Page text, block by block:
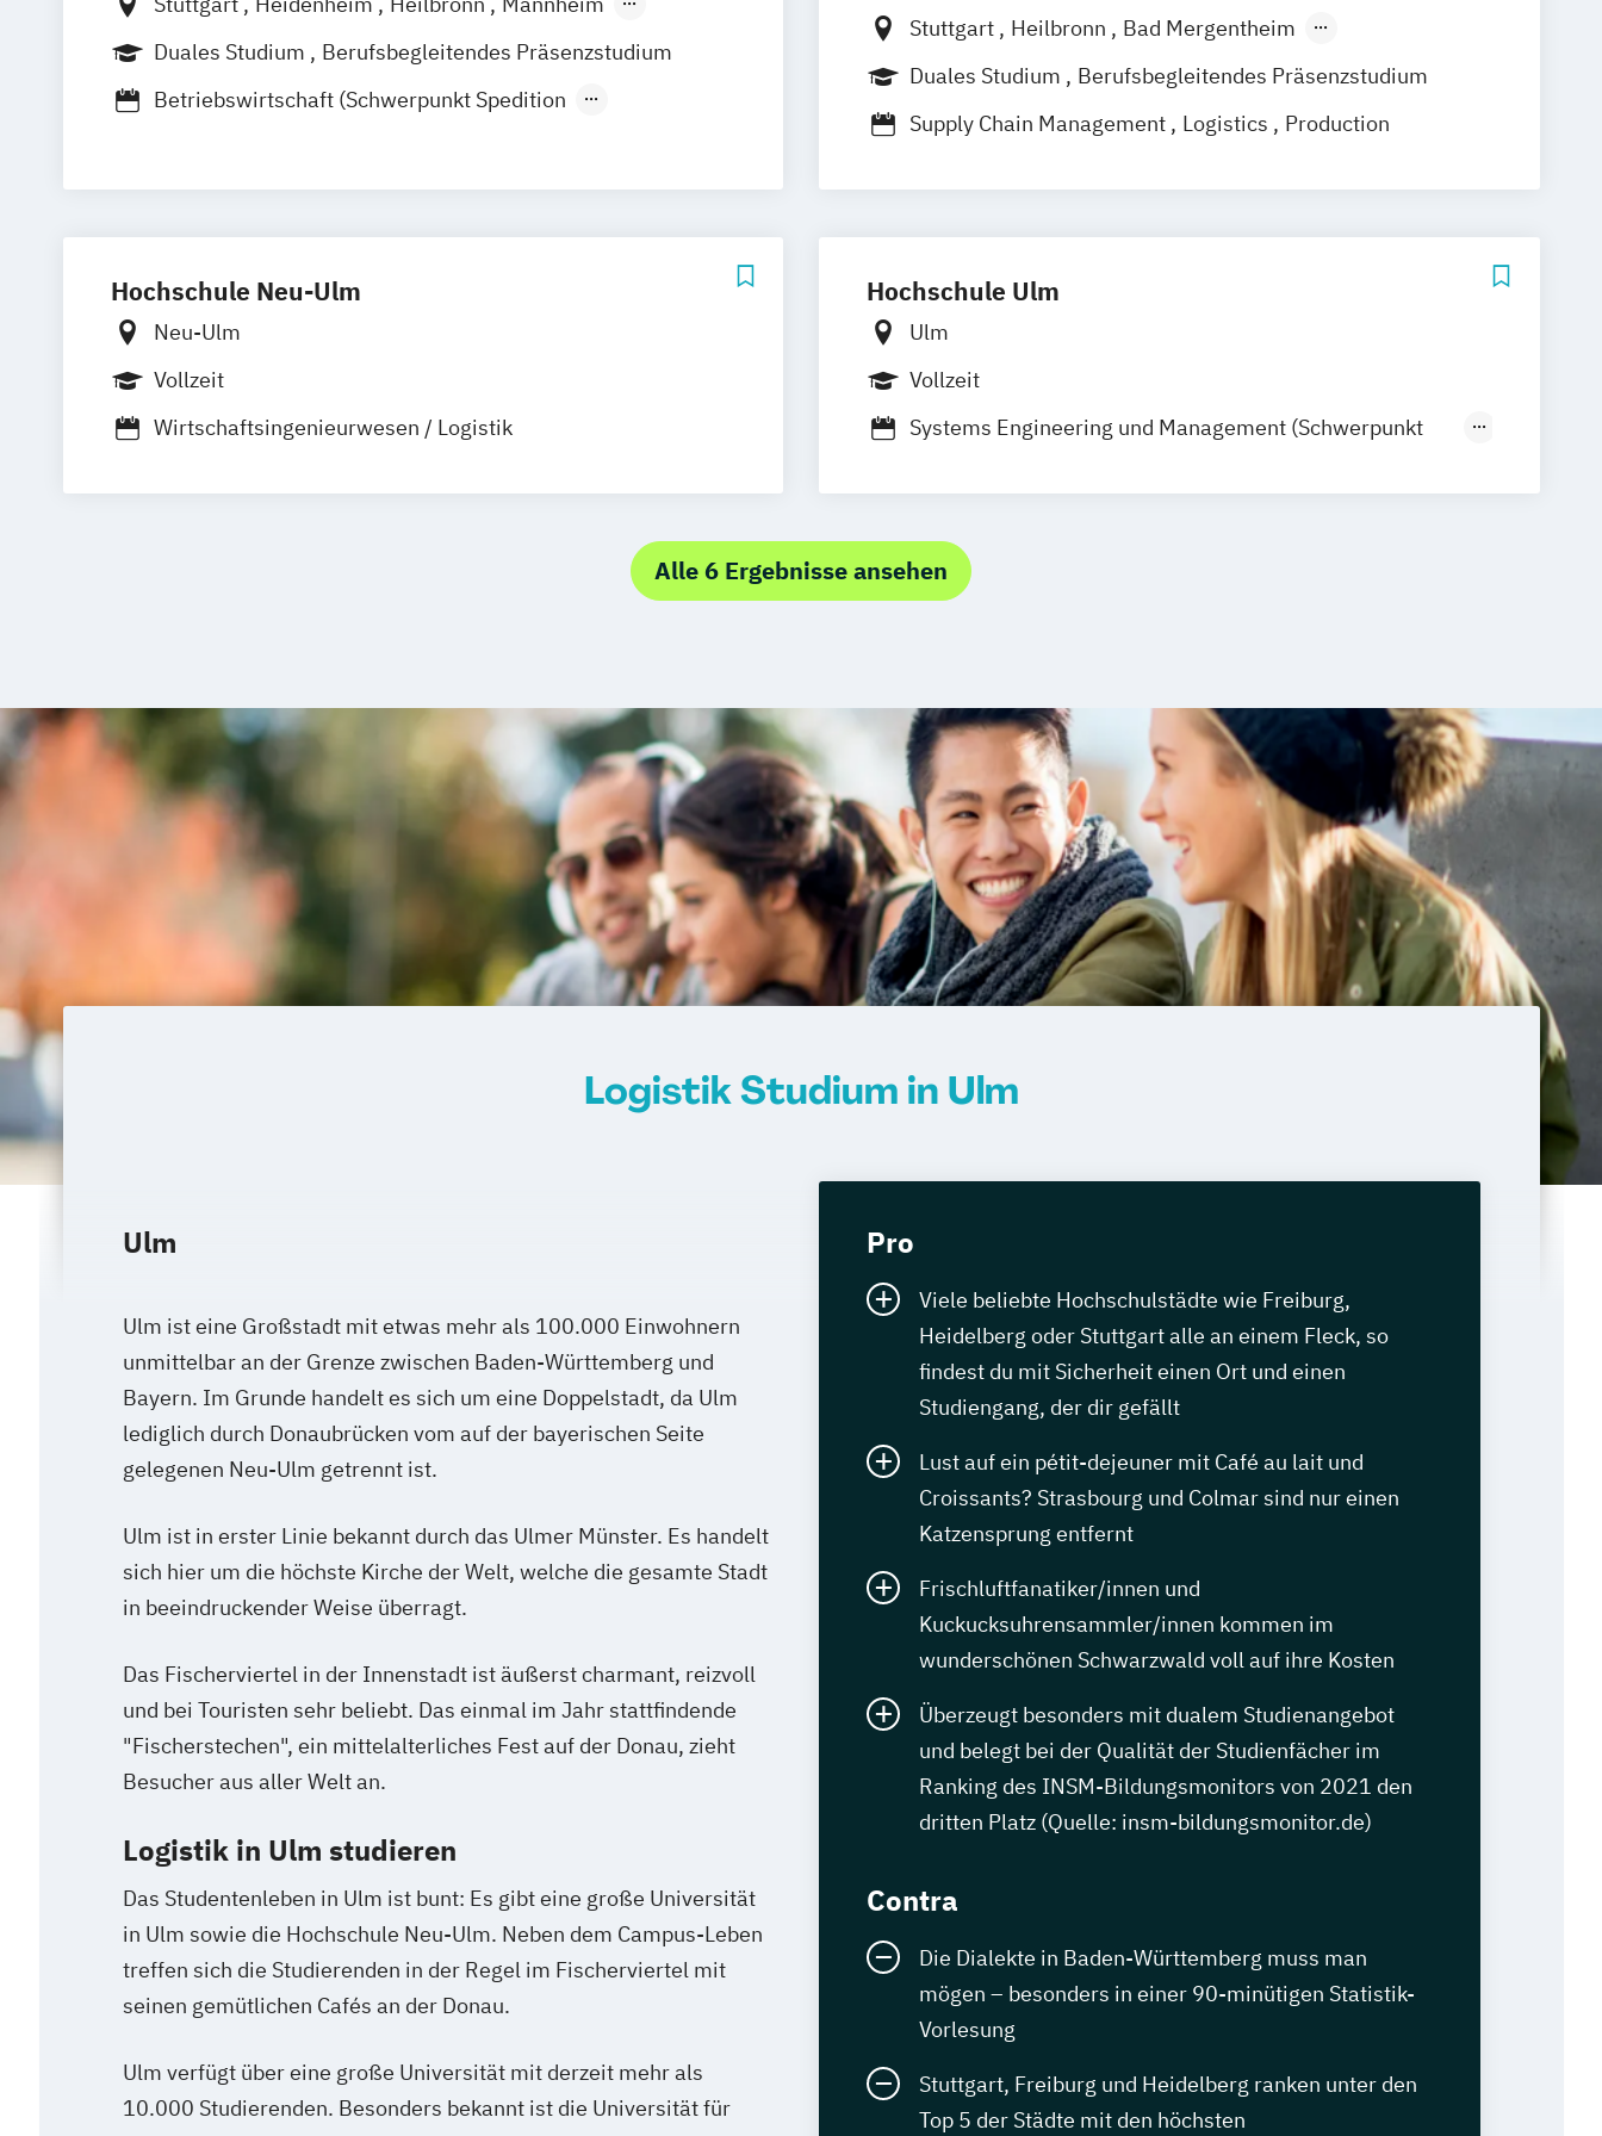
Ravensburg
Mosbach Karlsruhe
Villingen-Schwennigen
Lörrach
Duales Studium
Berufsbegleitendes Präsenzstudium
Betriebswirtschaft (Schwerpunkt Spedition
Logistik und Produktion)
Stuttgart Heilbronn
Bad Mergentheim
Friedrichshafen
Heidenheim Karlsruhe
Lörrach
Mosbach
Ravensburg
Villingen-Schwenningen Horb am Neckar
Duales Studium
Berufsbegleitendes Präsenzstudium
Supply Chain Management
Logistics Production
Hochschule Neu-Ulm
Neu-Ulm
Vollzeit
Wirtschaftsingenieurwesen / Logistik
Hochschule Ulm
Ulm
Vollzeit
Systems Engineering und Management (Schwerpunkt
Wirtschaftsingenieurwesen / Logistik
Alle 6 Ergebnisse ansehen
Logistik Studium in Ulm
Ulm
Ulm ist eine Großstadt mit etwas mehr als 100.000 Einwohnern
unmittelbar an der Grenze zwischen Baden-Württemberg und
Bayern. Im Grunde handelt es sich um eine Doppelstadt, da Ulm
lediglich durch Donaubrücken vom auf der bayerischen Seite
gelegenen Neu-Ulm getrennt ist.
Ulm ist in erster Linie bekannt durch das Ulmer Münster. Es handelt
sich hier um die höchste Kirche der Welt, welche die gesamte Stadt
in beeindruckender Weise überragt.
Das Fischerviertel in der Innenstadt ist äußerst charmant, reizvoll
und bei Touristen sehr beliebt. Das einmal im Jahr stattfindende
"Fischerstechen", ein mittelalterliches Fest auf der Donau, zieht
Besucher aus aller Welt an.
Logistik in Ulm studieren
Das Studentenleben in Ulm ist bunt: Es gibt eine große Universität
in Ulm sowie die Hochschule Neu-Ulm. Neben dem Campus-Leben
treffen sich die Studierenden in der Regel im Fischerviertel mit
seinen gemütlichen Cafés an der Donau.
Ulm verfügt über eine große Universität mit derzeit mehr als
10.000 Studierenden. Besonders bekannt ist die Universität für
Pro
Viele beliebte Hochschulstädte wie Freiburg,
Heidelberg oder Stuttgart alle an einem Fleck, so
findest du mit Sicherheit einen Ort und einen
Studiengang, der dir gefällt
Lust auf ein pétit-dejeuner mit Café au lait und
Croissants? Strasbourg und Colmar sind nur einen
Katzensprung entfernt
Frischluftfanatiker/innen und
Kuckucksuhrensammler/innen kommen im
wunderschönen Schwarzwald voll auf ihre Kosten
Überzeugt besonders mit dualem Studienangebot
und belegt bei der Qualität der Studienfächer im
Ranking des INSM-Bildungsmonitors von 2021 den
dritten Platz (Quelle: insm-bildungsmonitor.de)
Contra
Die Dialekte in Baden-Württemberg muss man
mögen – besonders in einer 90-minütigen Statistik-
Vorlesung
Stuttgart, Freiburg und Heidelberg ranken unter den
Top 5 der Städte mit den höchsten